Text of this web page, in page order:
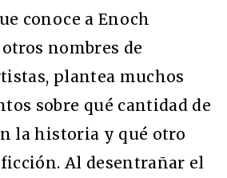
conoce a Enoch
nombres de
plantea muchos
sobre qué cantidad de
la historia y qué otro
Al desentrañar el